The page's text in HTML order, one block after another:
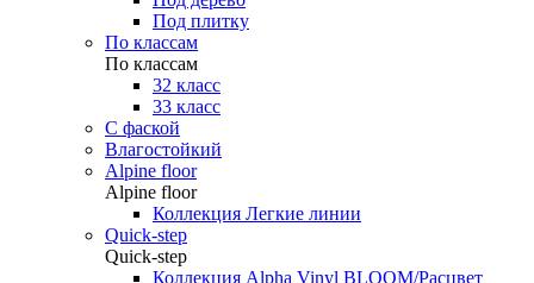
Под плитку
По классам
По классам
32 класс
33 класс
С фаской
Влагостойкий
Alpine floor
Alpine floor
Коллекция Легкие линии
Quick-step
Quick-step
Коллекция Alpha Vinyl BLOOM/Расцвет